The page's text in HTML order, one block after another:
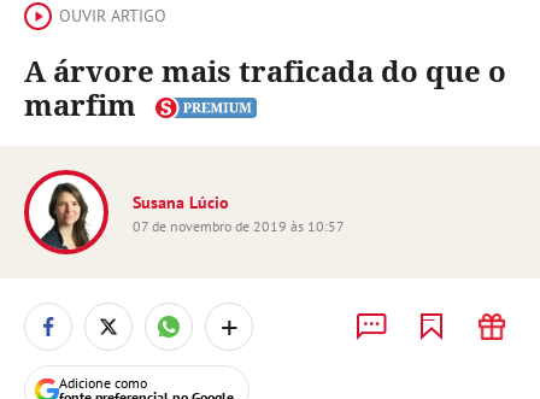
OUVIR ARTIGO
A árvore mais traficada do que o
marfim
Susana Lúcio
07 de novembro de 2019 às 10:57
+
Adicione como